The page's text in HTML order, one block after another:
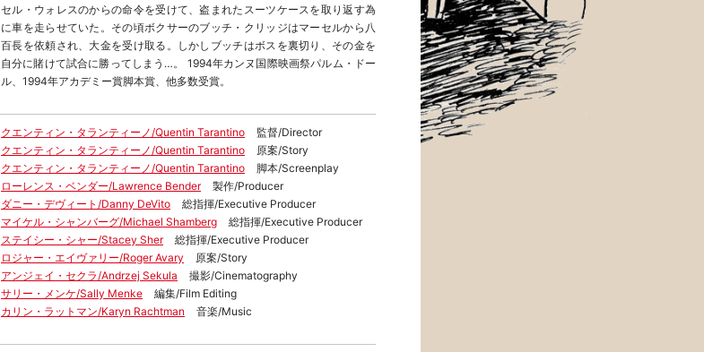
セル・ウォレスのからの命令を受けて、盗まれたスーツケースを取り返す為
に車を走らせていた。その頃ボクサーのブッチ・クリッジはマーセルから八
百長を依頼され、大金を受け取る。しかしブッチはボスを裏切り、その金を
自分に賭けて試合に勝ってしまう…。 1994年カンヌ国際映画祭パルム・ドー
ル、1994年アカデミー賞脚本賞、他多数受賞。
クエンティン・タランティーノ/Quentin Tarantino
監督/Director
クエンティン・タランティーノ/Quentin Tarantino
原案/Story
クエンティン・タランティーノ/Quentin Tarantino
脚本/Screenplay
ローレンス・ベンダー/Lawrence Bender
製作/Producer
ダニー・デヴィート/Danny DeVito
総指揮/Executive Producer
マイケル・シャンバーグ/Michael Shamberg
総指揮/Executive Producer
ステイシー・シャー/Stacey Sher
総指揮/Executive Producer
ロジャー・エイヴァリー/Roger Avary
原案/Story
アンジェイ・セクラ/Andrzej Sekula
撮影/Cinematography
サリー・メンケ/Sally Menke
編集/Film Editing
カリン・ラットマン/Karyn Rachtman
音楽/Music